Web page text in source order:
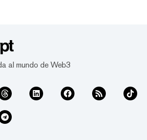
al mundo de Web3